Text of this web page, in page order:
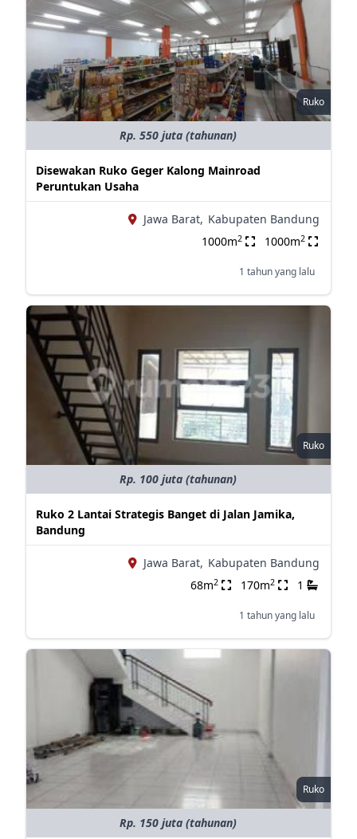
Ruko
Rp. 550 juta (tahunan)
Disewakan Ruko Geger Kalong Mainroad
Peruntukan Usaha
Jawa Barat, Kabupaten Bandung
1000m2 1000m2
1 tahun yang lalu
Ruko
Rp. 100 juta (tahunan)
Ruko 2 Lantai Strategis Banget di Jalan Jamika,
Bandung
Jawa Barat, Kabupaten Bandung
68m2 170m2 1
1 tahun yang lalu
Ruko
Rp. 150 juta (tahunan)